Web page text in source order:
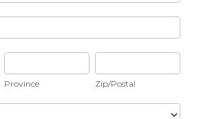
Province
Province
Zip/Postal
Zip/Postal